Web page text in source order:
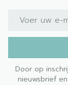
E-mail adres
Door op
nieuwsbrief